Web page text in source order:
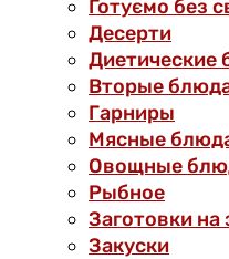
Готуємо без
Десерти
Диетические
Вторые
Гарниры
Мясные
Овощные
Рыбное
Заготовки на
Закуски